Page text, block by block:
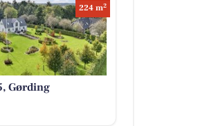
224 m2
Gørding